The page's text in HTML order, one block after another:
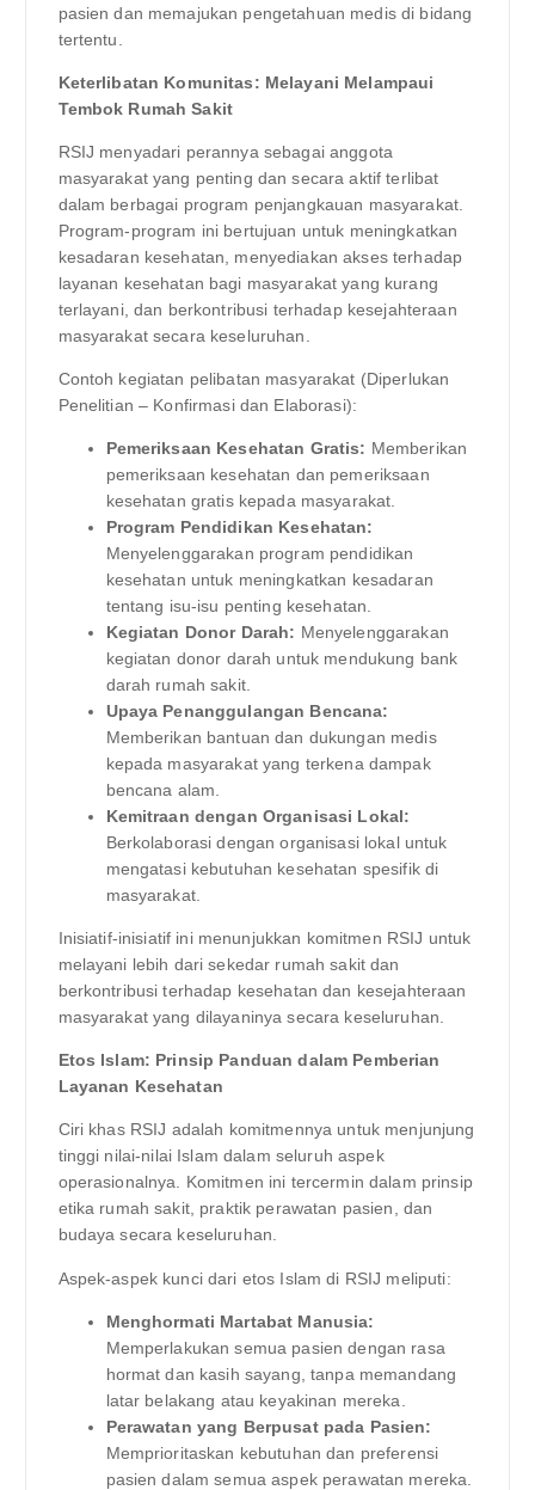
pasien dan memajukan pengetahuan medis di bidang
tertentu.
Keterlibatan Komunitas: Melayani Melampaui
Tembok Rumah Sakit
RSIJ menyadari perannya sebagai anggota
masyarakat yang penting dan secara aktif terlibat
dalam berbagai program penjangkauan masyarakat.
Program-program ini bertujuan untuk meningkatkan
kesadaran kesehatan, menyediakan akses terhadap
layanan kesehatan bagi masyarakat yang kurang
terlayani, dan berkontribusi terhadap kesejahteraan
masyarakat secara keseluruhan.
Contoh kegiatan pelibatan masyarakat (Diperlukan
Penelitian – Konfirmasi dan Elaborasi):
Pemeriksaan Kesehatan Gratis: Memberikan
pemeriksaan kesehatan dan pemeriksaan
kesehatan gratis kepada masyarakat.
Program Pendidikan Kesehatan:
Menyelenggarakan program pendidikan
kesehatan untuk meningkatkan kesadaran
tentang isu-isu penting kesehatan.
Kegiatan Donor Darah: Menyelenggarakan
kegiatan donor darah untuk mendukung bank
darah rumah sakit.
Upaya Penanggulangan Bencana:
Memberikan bantuan dan dukungan medis
kepada masyarakat yang terkena dampak
bencana alam.
Kemitraan dengan Organisasi Lokal:
Berkolaborasi dengan organisasi lokal untuk
mengatasi kebutuhan kesehatan spesifik di
masyarakat.
Inisiatif-inisiatif ini menunjukkan komitmen RSIJ untuk
melayani lebih dari sekedar rumah sakit dan
berkontribusi terhadap kesehatan dan kesejahteraan
masyarakat yang dilayaninya secara keseluruhan.
Etos Islam: Prinsip Panduan dalam Pemberian
Layanan Kesehatan
Ciri khas RSIJ adalah komitmennya untuk menjunjung
tinggi nilai-nilai Islam dalam seluruh aspek
operasionalnya. Komitmen ini tercermin dalam prinsip
etika rumah sakit, praktik perawatan pasien, dan
budaya secara keseluruhan.
Aspek-aspek kunci dari etos Islam di RSIJ meliputi:
Menghormati Martabat Manusia:
Memperlakukan semua pasien dengan rasa
hormat dan kasih sayang, tanpa memandang
latar belakang atau keyakinan mereka.
Perawatan yang Berpusat pada Pasien:
Memprioritaskan kebutuhan dan preferensi
pasien dalam semua aspek perawatan mereka.